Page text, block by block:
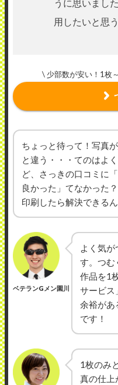
うに思いまし
用したいと思
\ 少部数が安い！1枚
ちょっと待って！写真
と違う・・・てのはよ
ど、さっきの口コミに
良かった」てなかった
印刷したら解決できる
ベテランGメン園川
よく気
す。つむ
作品を1
サービス
余裕があ
です！
1枚のみ
真の仕上